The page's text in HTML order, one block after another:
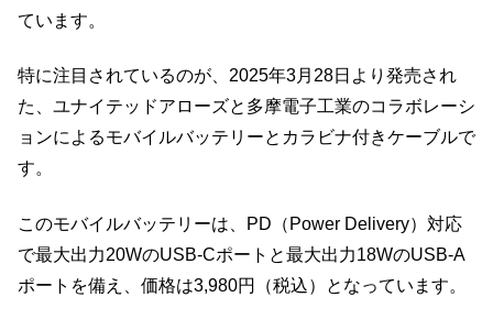
ています。
特に注目されているのが、2025年3月28日より発売され
た、ユナイテッドアローズと多摩電子工業のコラボレーシ
ョンによるモバイルバッテリーとカラビナ付きケーブルで
す。
このモバイルバッテリーは、PD（Power Delivery）対応
で最大出力20WのUSB-Cポートと最大出力18WのUSB-A
ポートを備え、価格は3,980円（税込）となっています。